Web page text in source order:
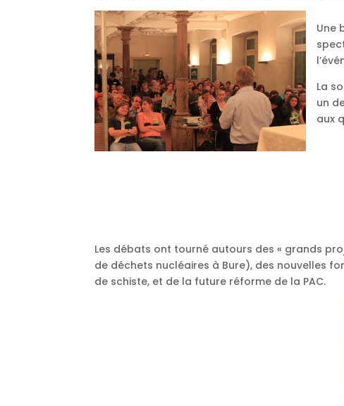
Une
La
un
aux
Les débats ont tourné autours des « grands
de déchets nucléaires à Bure), des nouvelles
de schiste, et de la future réforme de la PAC.